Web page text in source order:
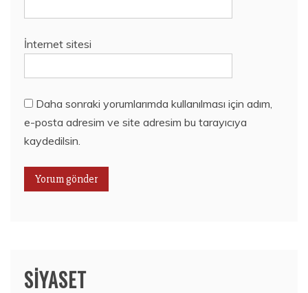
İnternet sitesi
Daha sonraki yorumlarımda kullanılması için adım,
e-posta adresim ve site adresim bu tarayıcıya
kaydedilsin.
SIYASET